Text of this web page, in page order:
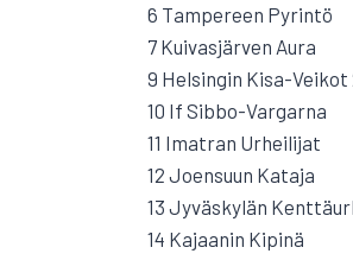
6 Tampereen Pyrintö
7 Kuivasjärven Aura
9 Helsingin Kisa-Veikot
10 If Sibbo-Vargarna
11 Imatran Urheilijat
12 Joensuun Kataja
13 Jyväskylän
14 Kajaanin Kipinä